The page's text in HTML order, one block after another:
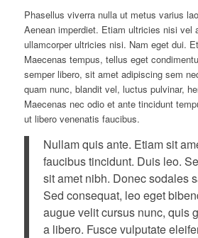
Phasellus viverra nulla ut metus varius
Aenean imperdiet. Etiam ultricies nisi vel
ullamcorper ultricies nisi. Nam eget dui.
Maecenas tempus, tellus eget
semper libero, sit amet adipiscing sem
quam nunc, blandit vel, luctus pulvinar,
Maecenas nec odio et ante tincidunt
ut libero venenatis faucibus.
Nullam quis ante. Etiam sit
faucibus tincidunt. Duis leo.
sit amet nibh. Donec sodales
Sed consequat, leo eget
augue velit cursus nunc, quis
a libero. Fusce vulputate